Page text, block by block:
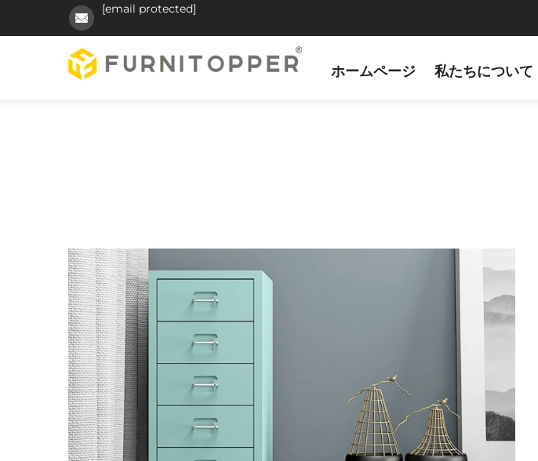
[email protected]
ホームページ 私たちについて